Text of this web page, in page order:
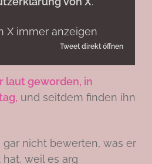
X immer anzeigen
Tweet direkt öffnen
laut geworden, in
und seitdem finden ihn
nicht bewerten, was er
weil es arg